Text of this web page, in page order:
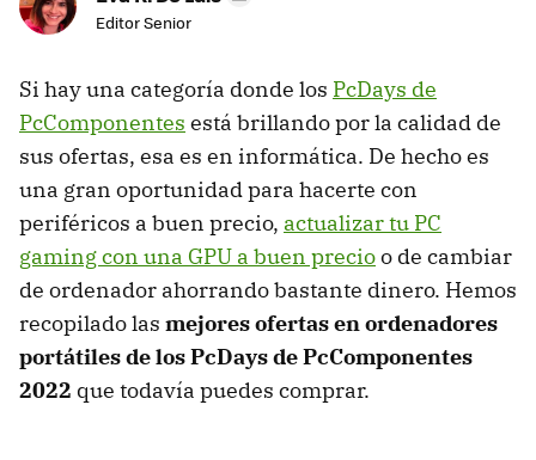
Editor Senior
Si hay una categoría donde los PcDays de
PcComponentes está brillando por la calidad de
sus ofertas, esa es en informática. De hecho es
una gran oportunidad para hacerte con
periféricos a buen precio, actualizar tu PC
gaming con una GPU a buen precioo de cambiar
de ordenador ahorrando bastante dinero. Hemos
recopilado las mejores ofertas en ordenadores
portátiles de los PcDays de PcComponentes
2022 que todavía puedes comprar.